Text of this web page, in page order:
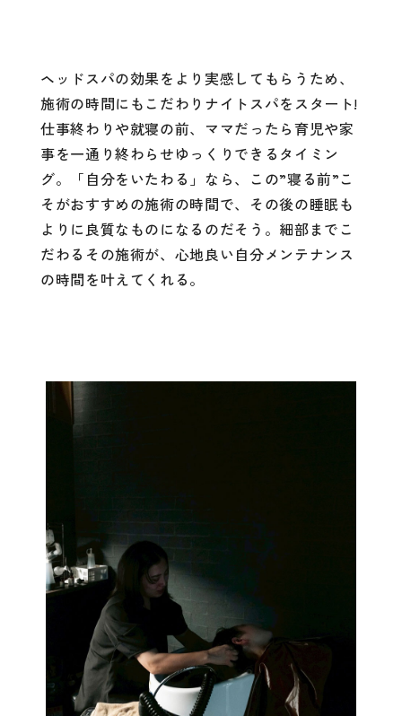
ヘッドスパの効果をより実感してもらうため、
施術の時間にもこだわりナイトスパをスタート!
仕事終わりや就寝の前、ママだったら育児や家
事を一通り終わらせゆっくりできるタイミン
グ。「自分をいたわる」なら、この”寝る前”こ
そがおすすめの施術の時間で、その後の睡眠も
よりに良質なものになるのだそう。細部までこ
だわるその施術が、心地良い自分メンテナンス
の時間を叶えてくれる。